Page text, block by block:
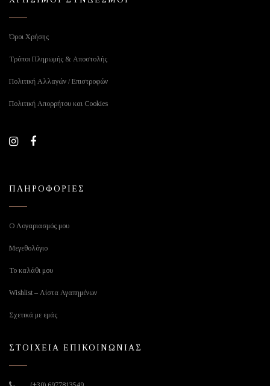
Όροι Χρήσης
Τρόποι Πληρωμής & Αποστολής
Πολιτική Αλλαγών / Επιστροφών
Πολιτική Απορρήτου και Cookies
ΠΛΗΡΟΦΟΡΙΕΣ
Ο Λογαριασμός μου
Μεγεθολόγιο
Το καλάθι μου
Wishlist – Λίστα Αγαπημένων
Σχετικά με εμάς
ΣΤΟΙΧΕΙΑ ΕΠΙΚΟΙΝΩΝΙΑΣ